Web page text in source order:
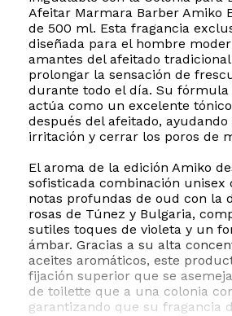
Afeitar Marmara Barber Amiko
de 500 ml. Esta fragancia
diseñada para el hombre
amantes del afeitado
prolongar la sensación de
durante todo el día. Su fórmula
actúa como un excelente
después del afeitado,
irritación y cerrar los poros de
El aroma de la edición Amiko
sofisticada combinación unisex
notas profundas de oud con la
rosas de Túnez y Bulgaria,
sutiles toques de violeta y un
ámbar. Gracias a su alta
aceites aromáticos, este
fijación superior que se
de toilette que a una colonia
garantizando que su fragancia